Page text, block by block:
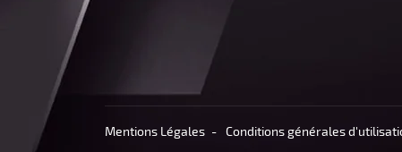
Mentions Légales Conditions générales